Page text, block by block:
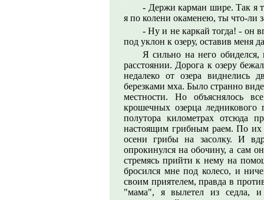
- Держи карман шире. Так я
я по колени окаменею, ты что-ли
- Ну и не каркай тогда! - он
под уклон к озеру, оставив меня
Я сильно на него обиделся,
расстоянии. Дорога к озеру
недалеко от озера
березками мха. Было странно
местности. Но объяснялось
крошечных озерца
полутора километрах отсюда
настоящим грибным раем. По их
осени грибы на засолку. И
опрокинулся на обочину, а сам
стремясь прийти к нему на
бросился мне под колесо, и
своим приятелем, правда в
"мама", я вылетел из седла, и